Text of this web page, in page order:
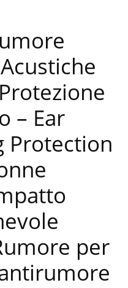
– Ear
Protection
per